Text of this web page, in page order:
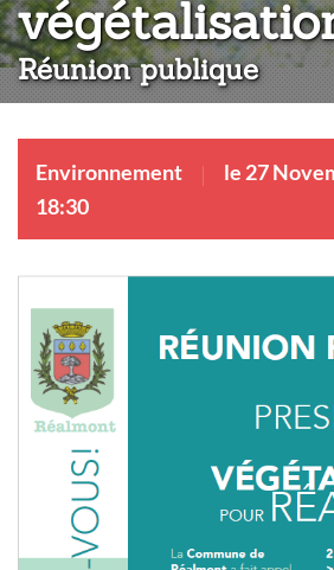
Réunion publique
Environnement
le 27
18:30